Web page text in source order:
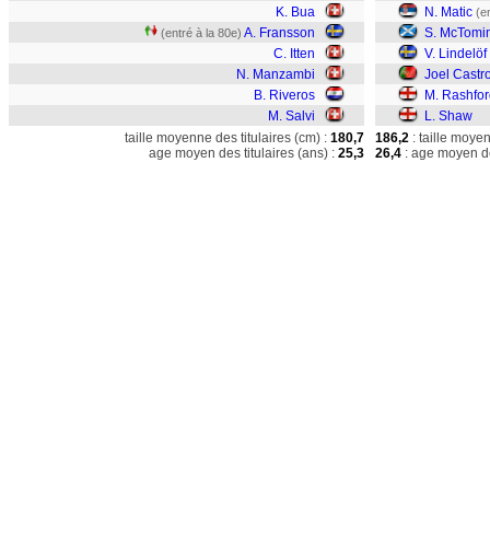
K. Bua
(entré à la 80e) A. Fransson
C. Itten
N. Manzambi
B. Riveros
M. Salvi
N. Matic
S.
V. Lindelöf
Joel
M.
L. Shaw
taille moyenne des titulaires (cm) : 180,7
age moyen des titulaires (ans) : 25,3
186,2 : taille
26,4 : age moyen